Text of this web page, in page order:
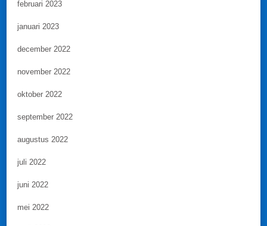
februari 2023
januari 2023
december 2022
november 2022
oktober 2022
september 2022
augustus 2022
juli 2022
juni 2022
mei 2022